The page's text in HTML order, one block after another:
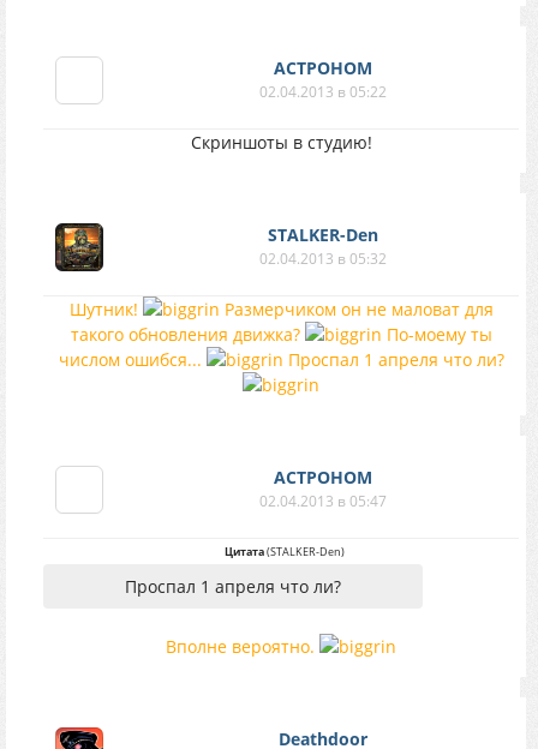
АСТРОНОМ
02.04.2013 в 05:22
Скриншоты в студию!
STALKER-Den
02.04.2013 в 05:32
Шутник!
Размерчиком он не маловат для
такого обновления движка?
По-моему ты
числом ошибся...
Проспал 1 апреля что ли?
АСТРОНОМ
02.04.2013 в 05:47
Цитата(STALKER-Den)
Проспал 1 апреля что ли?
Вполне вероятно.
Deathdoor